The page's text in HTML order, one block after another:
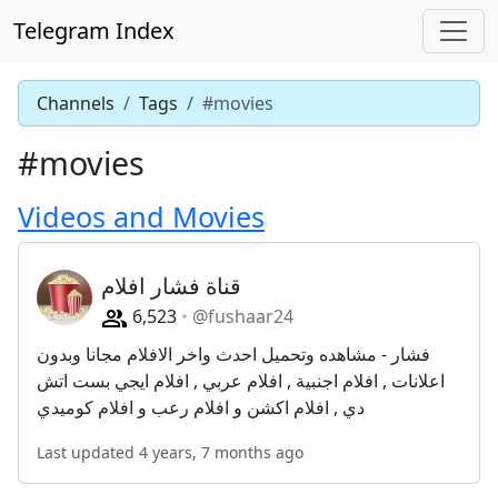
Telegram Index
Channels Tags #movies
#movies
Videos and Movies
قناة فشار افلام
6,523
@fushaar24
فشار - مشاهده وتحميل احدث واخر الافلام مجانا وبدون
اعلانات , افلام اجنبية , افلام عربي , افلام ايجي بست اتش
دي , افلام اكشن و افلام رعب و افلام كوميدي
Last updated 4 years, 7 months ago